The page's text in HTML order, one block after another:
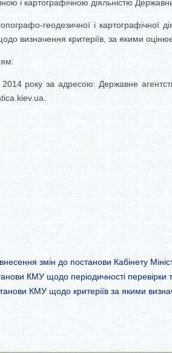
і картографічною діяльністю
геодезичної і картографічної
визначення критеріїв, за якими
року за адресою: Державне
змін до постанови Кабінету
КМУ щодо періодичності перевірки
КМУ щодо критеріїв за якими